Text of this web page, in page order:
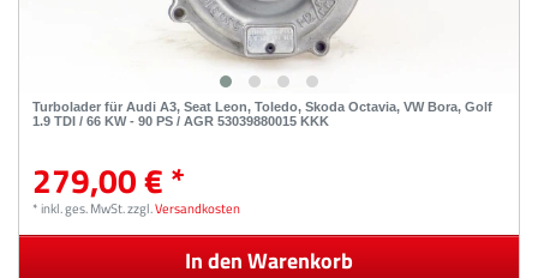
Turbolader für Audi A3, Seat Leon, Toledo, Skoda Octavia, VW Bora, Golf
1.9 TDI / 66 KW - 90 PS / AGR 53039880015 KKK
279,00 € *
*inkl. ges. MwSt.zzgl.Versandkosten
In den Warenkorb